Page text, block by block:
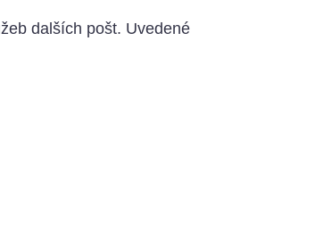
dalších pošt. Uvedené